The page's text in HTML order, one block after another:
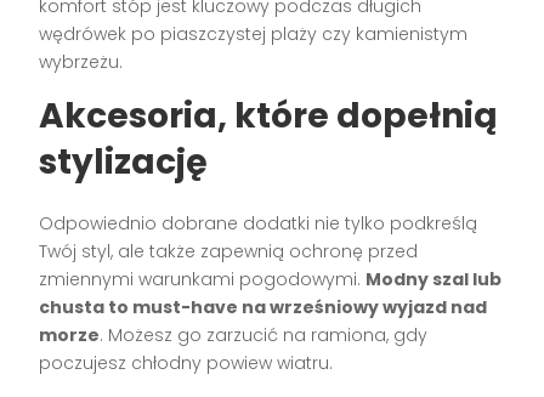
komfort stóp jest kluczowy podczas długich
wędrówek po piaszczystej plaży czy kamienistym
wybrzeżu.
Akcesoria, które dopełnią
stylizację
Odpowiednio dobrane dodatki nie tylko podkreślą
Twój styl, ale także zapewnią ochronę przed
zmiennymi warunkami pogodowymi. Modny szal lub
chusta to must-have na wrześniowy wyjazd nad
morze. Możesz go zarzucić na ramiona, gdy
poczujesz chłodny powiew wiatru.